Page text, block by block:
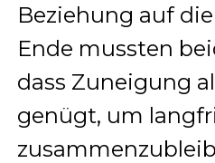
Beziehung auf
Ende mussten
dass Zuneigung
genügt, um